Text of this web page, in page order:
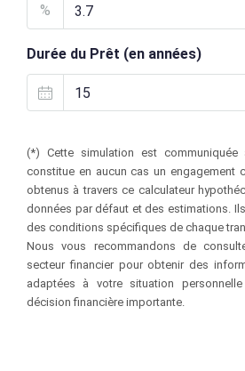
%
Durée du Prêt (en années)
(*) Cette simulation est
constitue en aucun cas un engagement
obtenus à travers ce calculateur
données par défaut et des estimations.
des conditions spécifiques de chaque
Nous vous recommandons de
secteur financier pour obtenir des
adaptées à votre situation
décision financière importante.